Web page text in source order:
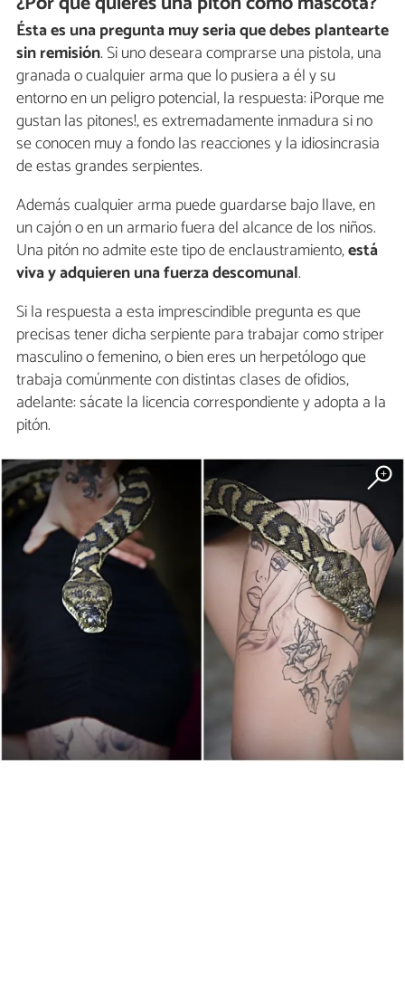
Ésta es una pregunta muy seria que debes plantearte
sin remisión. Si uno deseara comprarse una pistola, una
granada o cualquier arma que lo pusiera a él y su
entorno en un peligro potencial, la respuesta: ¡Porque me
gustan las pitones!, es extremadamente inmadura si no
se conocen muy a fondo las reacciones y la idiosincrasia
de estas grandes serpientes.
Además cualquier arma puede guardarse bajo llave, en
un cajón o en un armario fuera del alcance de los niños.
Una pitón no admite este tipo de enclaustramiento,está
viva y adquieren una fuerza descomunal.
Si la respuesta a esta imprescindible pregunta es que
precisas tener dicha serpiente para trabajar como striper
masculino o femenino, o bien eres un herpetólogo que
trabaja comúnmente con distintas clases de ofidios,
adelante: sácate la licencia correspondiente y adopta a la
pitón.